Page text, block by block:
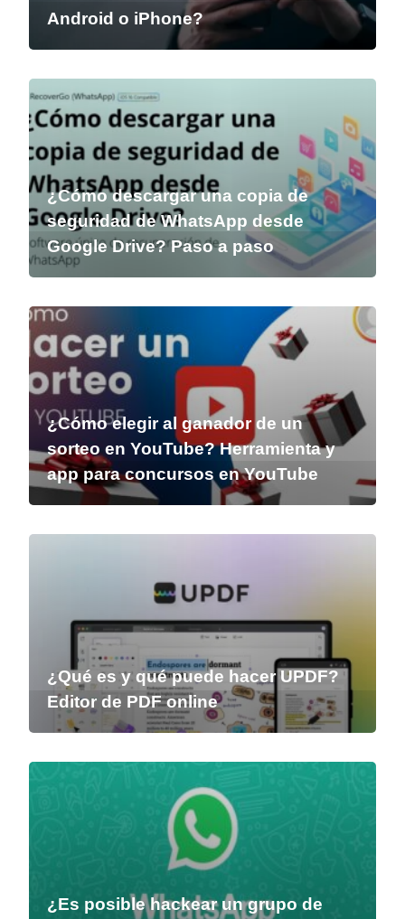
Android o iPhone?
¿Cómo descargar una copia de
seguridad de WhatsApp desde
Google Drive? Paso a paso
¿Cómo elegir al ganador de un
sorteo en YouTube? Herramienta y
app para concursos en YouTube
¿Qué es y qué puede hacer UPDF?
Editor de PDF online
¿Es posible hackear un grupo de